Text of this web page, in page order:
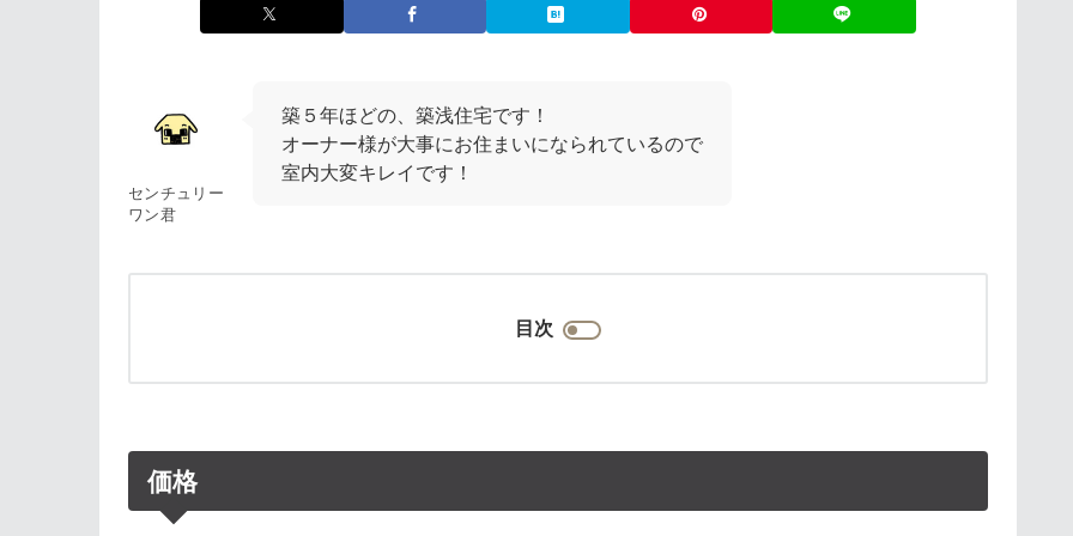
センチュリー
ワン君
築５年ほどの、築浅住宅です！
オーナー様が大事にお住まいになられているので
室内大変キレイです！
目次
価格